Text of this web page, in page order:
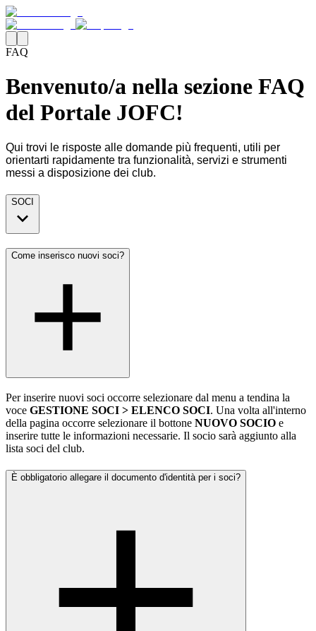
FAQ
Benvenuto/a nella sezione FAQ
del Portale JOFC!
Qui trovi le risposte alle domande più frequenti, utili per
orientarti rapidamente tra funzionalità, servizi e strumenti
messi a disposizione dei club.
SOCI
Come inserisco nuovi soci?
Per inserire nuovi soci occorre selezionare dal menu a tendina la
voce GESTIONE SOCI > ELENCO SOCI. Una volta all'interno
della pagina occorre selezionare il bottone NUOVO SOCIO e
inserire tutte le informazioni necessarie. Il socio sarà aggiunto alla
lista soci del club.
È obbligatorio allegare il documento d'identità per i soci?